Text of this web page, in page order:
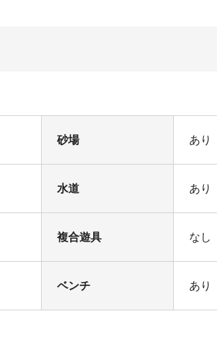
砂場 あり
水道 あり
複合遊具 なし
ベンチ あり